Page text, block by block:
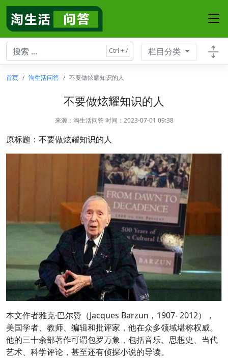
栏目分类
首页 淘生活问答 不要做炫耀知识的人
不要做炫耀知识的人
来源： 淘生活问答 时间：2023-07-01 09:38
原标题：不要做炫耀知识的人
本文作者雅克·巴尔赞（Jacques Barzun，1907- 2012），
美国学者、教师、编辑和批评家，他在众多领域堪称权威。
他的三十余部著作可谓包罗万象，包括音乐、思想史、当代
艺术、科学评论，甚至还有侦探小说的导读。